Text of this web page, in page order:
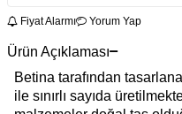
Fiyat Alarmı Yorum Yap
Ürün Açıklaması
Betina tarafından
ile sınırlı sayıda